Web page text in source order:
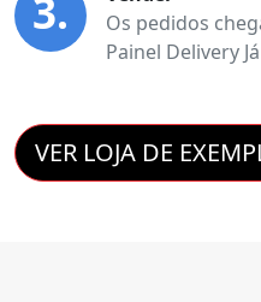
3.
Os pedidos
Painel Delivery
VER LOJA DE